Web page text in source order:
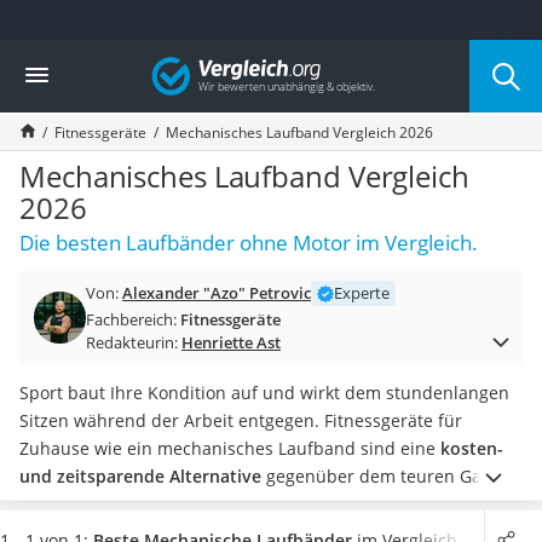
Die beliebtesten Vergleiche nach Kategorie
Freizeit & Sport
Gartentrampolin
Trampolin
Metalldetektor
Eufab-Fahrradträger
Trampolin 366 cm
Fahrradschloss
Futterboot
Air Bike
Trekkingschuhe Herren
Reisetasche mit Rollen
Klimmzugstation
Koffer
Nachtsichtgerät
Vergleich
Fitnessgeräte Mechanisches Laufband Vergleich 2026
Mechanisches Laufband Vergleich
2026
Die besten Laufbänder ohne Motor im Vergleich.
Von:Alexander "Azo" Petrovic
Experte
Fachbereich: Fitnessgeräte
Redakteurin: Henriette Ast
Sport baut Ihre Kondition auf und wirkt dem stundenlangen
Sitzen während der Arbeit entgegen. Fitnessgeräte für
Zuhause wie ein mechanisches Laufband sind eine kosten-
und zeitsparende Alternative gegenüber dem teuren Gang
zum Fitnessstudio.Einige mechanische Laufbänder bieten
eine verstellbare Steigung an, um beim Training neue Reize